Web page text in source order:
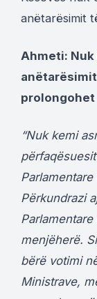
anëtarësimit
Ahmeti:
prolongohet
“Nuk kemi
Përkundrazi
menjëherë.
bërë votimi
Ministrave,